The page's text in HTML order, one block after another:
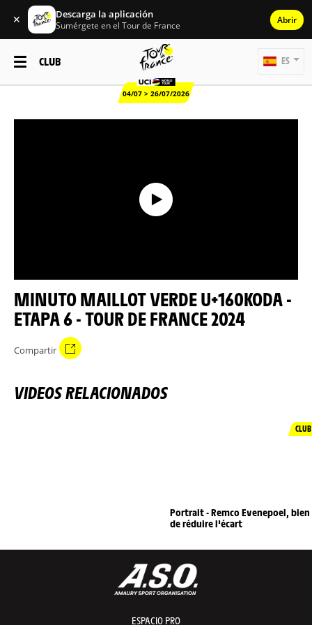
✕ Descarga la aplicación
Sumérgete en el Tour de France Abrir
CLUB
04/07 > 26/07/2026
ES
MINUTO MAILLOT VERDE U+160KODA -
ETAPA 6 - TOUR DE FRANCE 2024
Compartir
VIDEOS RELACIONADOS
CLUB
Portrait - Remco Evenepoel, bien
de réduire l'écart
ESPACIO PRO